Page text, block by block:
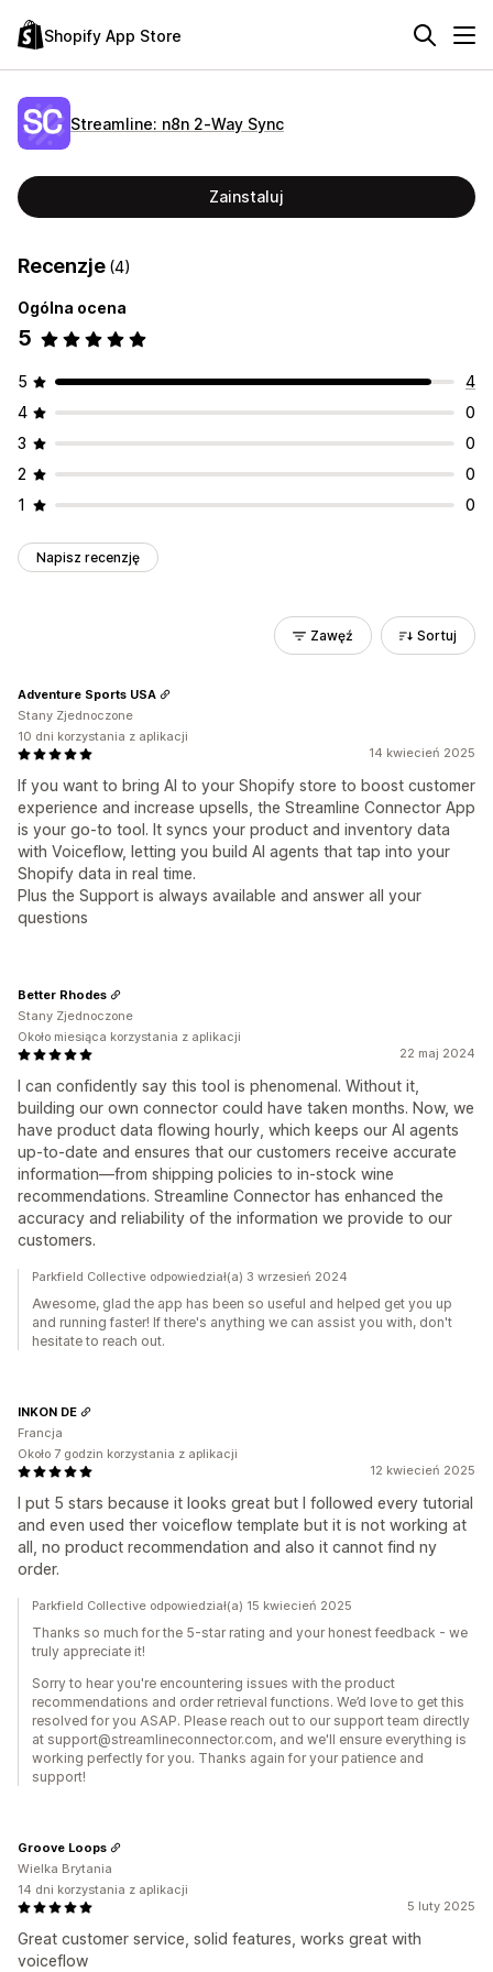
Shopify App Store
Streamline: n8n 2‑Way Sync
Zainstaluj
Recenzje (4)
Ogólna ocena
5
5
4
4
0
3
0
2
0
1
0
Napisz recenzję
Zawęź Sortuj
14 kwiecień 2025
If you want to bring AI to your Shopify store to boost customer
experience and increase upsells, the Streamline Connector App
is your go-to tool. It syncs your product and inventory data
with Voiceflow, letting you build AI agents that tap into your
Shopify data in real time.
Plus the Support is always available and answer all your
questions
Adventure Sports USA
Stany Zjednoczone
10 dni korzystania z aplikacji
22 maj 2024
I can confidently say this tool is phenomenal. Without it,
building our own connector could have taken months. Now, we
have product data flowing hourly, which keeps our AI agents
up-to-date and ensures that our customers receive accurate
information—from shipping policies to in-stock wine
recommendations. Streamline Connector has enhanced the
accuracy and reliability of the information we provide to our
customers.
Better Rhodes
Stany Zjednoczone
Około miesiąca korzystania z aplikacji
Parkfield Collective odpowiedział(a) 3 wrzesień 2024
Awesome, glad the app has been so useful and helped get you up
and running faster! If there's anything we can assist you with, don't
hesitate to reach out.
12 kwiecień 2025
I put 5 stars because it looks great but I followed every tutorial
and even used ther voiceflow template but it is not working at
all, no product recommendation and also it cannot find ny
order.
INKON DE
Francja
Około 7 godzin korzystania z aplikacji
Parkfield Collective odpowiedział(a) 15 kwiecień 2025
Thanks so much for the 5-star rating and your honest feedback - we
truly appreciate it!
Sorry to hear you're encountering issues with the product
recommendations and order retrieval functions. We’d love to get this
resolved for you ASAP. Please reach out to our support team directly
at support@streamlineconnector.com, and we'll ensure everything is
working perfectly for you. Thanks again for your patience and
support!
5 luty 2025
Great customer service, solid features, works great with
voiceflow
Groove Loops
Wielka Brytania
14 dni korzystania z aplikacji